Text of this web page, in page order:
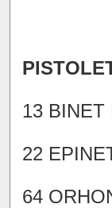
13 BINET
22
64